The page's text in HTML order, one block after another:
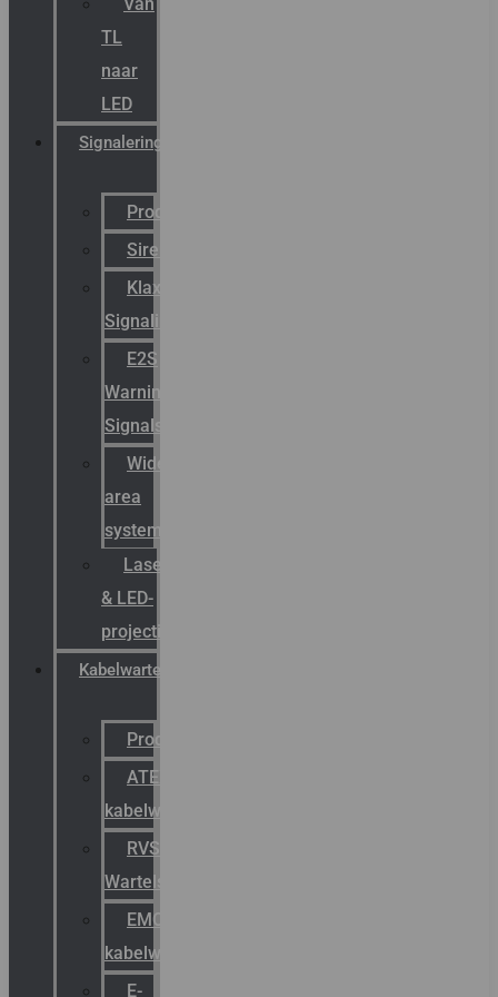
TL
naar
LED
Signalering
Productcatalogus
Sirena
Klaxon
Signaling
E2S
Warning
Signals
Wide
area
systemen
Laserbelijning
& LED-
projectie
Kabelwartels
Productcatalogus
ATEX
kabelwartels
RVS
Wartels
EMC
kabelwartels
E-